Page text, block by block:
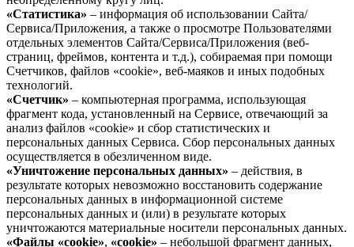
«Статистика» – информация об использовании Сайта/
Сервиса/Приложения, а также о просмотре Пользователями
отдельных элементов Сайта/Сервиса/Приложения (веб-
страниц, фреймов, контента и т.д.), собираемая при помощи
Счетчиков, файлов «cookie», веб-маяков и иных подобных
технологий.
«Счетчик» – компьютерная программа, использующая
фрагмент кода, установленный на Сервисе, отвечающий за
анализ файлов «cookie» и сбор статистических и
персональных данных Сервиса. Сбор персональных данных
осуществляется в обезличенном виде.
«Уничтожение персональных данных» – действия, в
результате которых невозможно восстановить содержание
персональных данных в информационной системе
персональных данных и (или) в результате которых
уничтожаются материальные носители персональных данных.
«Файлы «cookie», «cookie» – небольшой фрагмент данных,